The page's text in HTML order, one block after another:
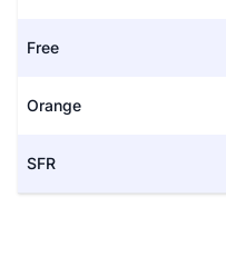
Free
Orange
SFR